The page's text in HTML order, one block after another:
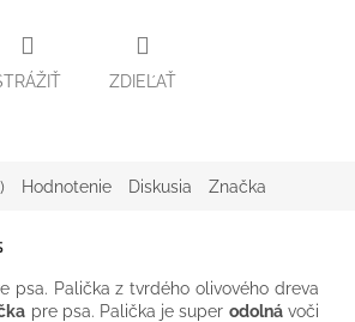
ZDIEĽAŤ
Hodnotenie Diskusia Značka
psa. Palička z tvrdého olivového dreva
pre psa. Palička je super odolnávoči